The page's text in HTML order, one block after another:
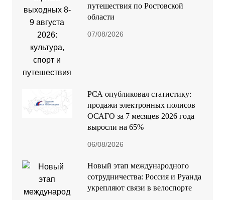
путешествия по Ростовской
области
07/08/2026
РСА опубликовал статистику:
продажи электронных полисов
ОСАГО за 7 месяцев 2026 года
выросли на 65%
06/08/2026
Новый этап международного
сотрудничества: Россия и Руанда
укрепляют связи в велоспорте